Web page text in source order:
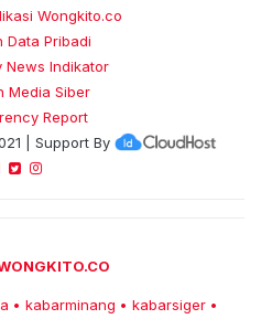
Wongkito.co
Data Pribadi
News Indikator
Media Siber
Report
| Support By
• kabarminang • kabarsiger •